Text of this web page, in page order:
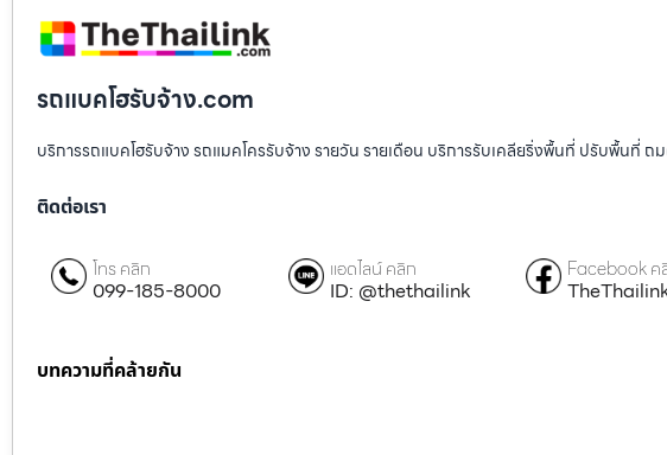
รถแบคโฮรับจ้าง.com
บริการรถแบคโฮรับจ้าง รถแมคโครรับจ้าง รายวัน รายเดือน บริการรับเคลียริ่งพื้นที่ ปรับพื้นที่ ถ
ติดต่อเรา
โทร คลิก
099-185-8000
แอดไลน์ คลิก
ID: @thethailink
Facebook ค
บทความที่คล้ายกัน